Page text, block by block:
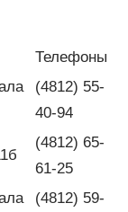
Телефоны
(4812) 55-
40-94
(4812) 65-
61-25
(4812) 59-